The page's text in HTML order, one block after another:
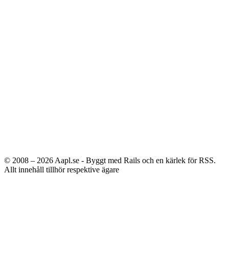
© 2008 – 2026 Aapl.se - Byggt med Rails och en kärlek för RSS.
Allt innehåll tillhör respektive ägare